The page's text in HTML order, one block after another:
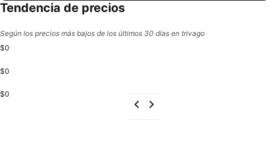
Tendencia de precios
Según los precios más bajos de los últimos 30 días en trivago
$0
$0
$0